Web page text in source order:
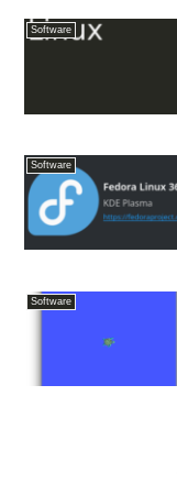
Software
Software
Software